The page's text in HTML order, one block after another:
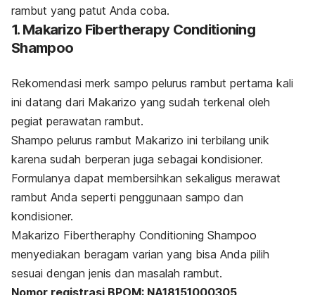
rambut yang patut Anda coba.
1. Makarizo Fibertherapy Conditioning
Shampoo
Rekomendasi merk sampo pelurus rambut pertama kali
ini datang dari Makarizo yang sudah terkenal oleh
pegiat perawatan rambut.
Shampo pelurus rambut Makarizo ini terbilang unik
karena sudah berperan juga sebagai kondisioner.
Formulanya dapat membersihkan sekaligus merawat
rambut Anda seperti penggunaan sampo dan
kondisioner.
Makarizo Fibertheraphy Conditioning Shampoo
menyediakan beragam varian yang bisa Anda pilih
sesuai dengan jenis dan masalah rambut.
Nomor registrasi BPOM: NA18151000305